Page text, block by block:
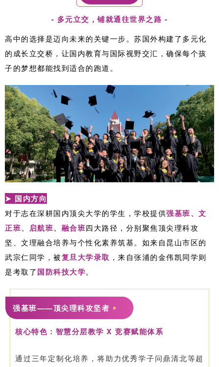
- 多元立交，铺就通往世界之路 -
高中的选择是迈向未来的关键一步。苏国外构建了多元化
的成长立交桥，让国内教育与国际视野交汇，确保每个孩
子的梦想都能找到适合的跑道。
➤ 国内方向
对于志在深耕国内顶尖大学的学生，学校提供强基班、文
正班、启航班、融合班四大路径，分别聚焦顶尖理科攻
坚、文理融合培养与个性化素养筑基。如来自昆山市区的
武宗仁同学，被复旦大学录取 ，来自张浦的金伟凯同学则
是考取了国防科技大学。
强基班——顶尖理科攻坚者
核心特色：智慧分层教学 X 竞赛赋能体系
通过三年定制化培养，将助力优秀学子问鼎清北等超